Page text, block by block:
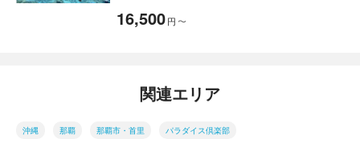
16,500円 〜
関連エリア
沖縄 那覇 那覇市・首里 パラダイス倶楽部